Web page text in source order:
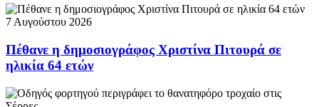
7 Αυγούστου 2026
Πέθανε η δημοσιογράφος Χριστίνα Πιτουρά σε
ηλικία 64 ετών